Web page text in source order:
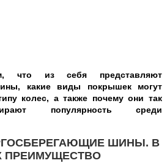
что из себя представляют
какие виды покрышек могут
колес, а также почему они так
популярность среди
ШИНЫ. В
ПРЕИМУЩЕСТВО